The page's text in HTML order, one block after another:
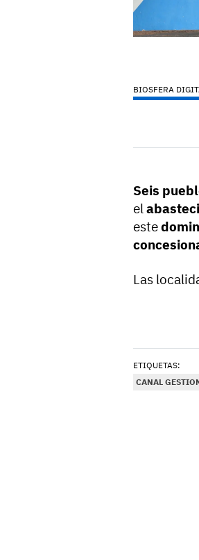
BIOSFERA
Seis
el
este
Las
ETIQUETAS:
CANAL